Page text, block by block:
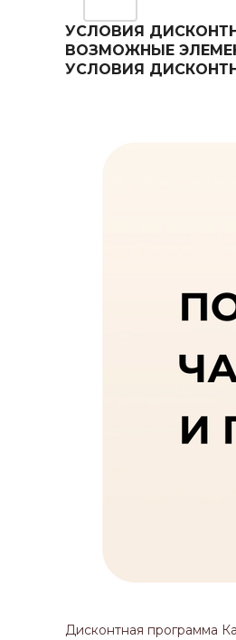
УСЛОВИЯ
ВОЗМОЖНЫЕ
УСЛОВИЯ
Дисконтная программа